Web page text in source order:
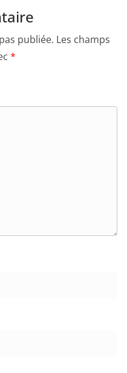
publiée. Les champs
*